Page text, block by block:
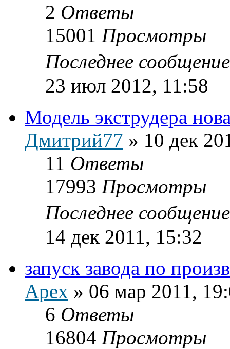
2 Ответы
15001 Просмотры
Последнее
23 июл 2012, 11:58
Модель экструдера
Дмитрий77 » 10 дек
11 Ответы
17993 Просмотры
Последнее
14 дек 2011, 15:32
запуск завода по
Apex » 06 мар 2011,
6 Ответы
16804 Просмотры